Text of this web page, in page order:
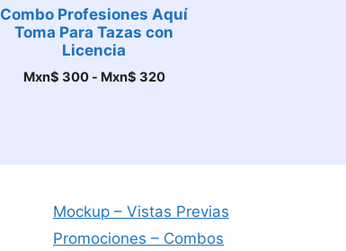
Combo Profesiones Aquí
Toma Para Tazas con
Licencia
Mxn$ 300 - Mxn$ 320Rango
Mockup – Vistas Previas
Promociones – Combos